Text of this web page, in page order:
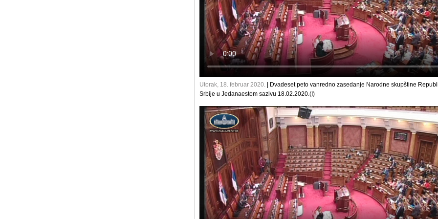
Utorak, 18. februar 2020.
| Dvadeset peto vanredno zasedanje Narodne skupštine
Srbije u Jedanaestom sazivu 18.02.2020.(I)